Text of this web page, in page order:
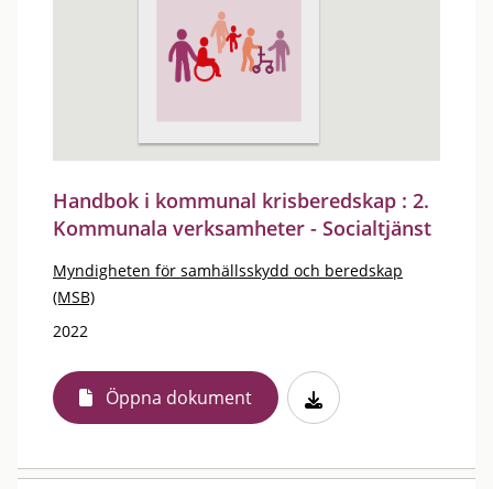
Handbok i kommunal krisberedskap : 2.
Kommunala verksamheter - Socialtjänst
Myndigheten för samhällsskydd och beredskap
(MSB)
2022
Öppna dokument